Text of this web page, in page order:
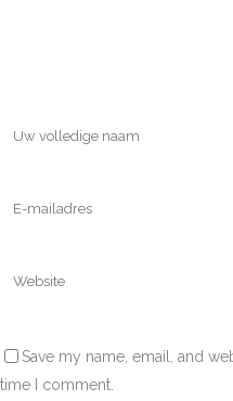
Save my name, email, and
time I comment.